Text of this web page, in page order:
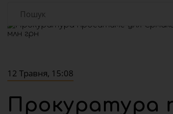
12 Травня, 15:08
Прокуратура